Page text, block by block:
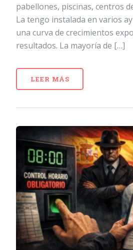
pabellones, piscinas, centros
La tengo instalada en varios
una curva de crecimientos
resultados. La mayoría de […]
LEER MÁS